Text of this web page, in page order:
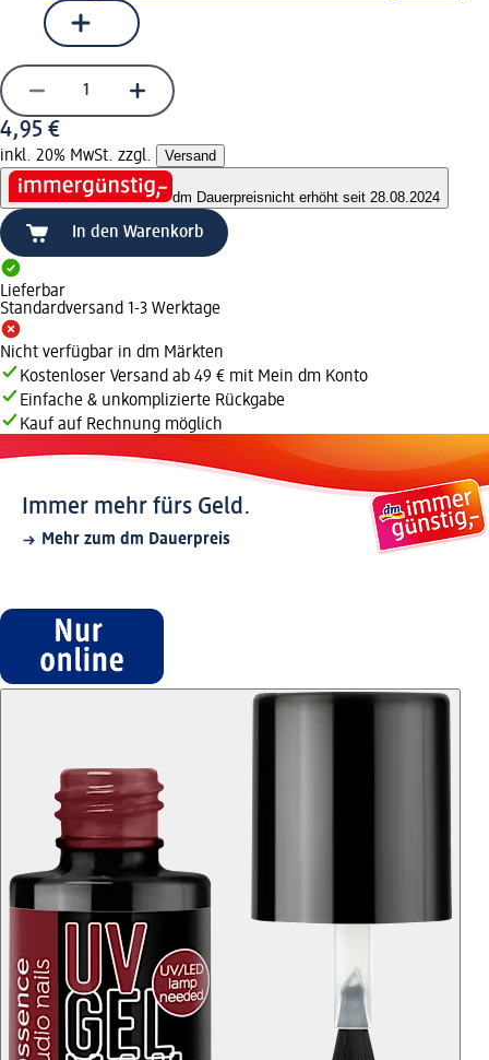
4,95 €
inkl. 20% MwSt. zzgl. Versand
dm Dauerpreisnicht erhöht seit 28.08.2024
In den Warenkorb
Lieferbar
Standardversand 1-3 Werktage
Nicht verfügbar in dm Märkten
Kostenloser Versand ab 49 € mit Mein dm Konto
Einfache & unkomplizierte Rückgabe
Kauf auf Rechnung möglich
Immer mehr fürs Geld.
Mehr zum dm Dauerpreis